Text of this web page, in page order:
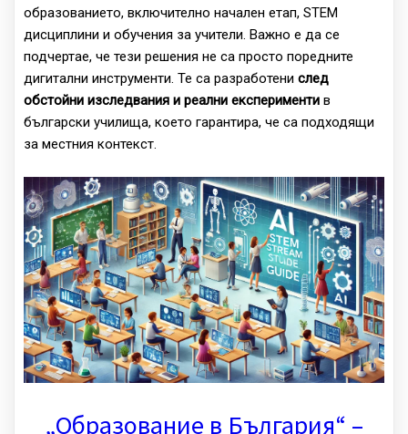
образованието, включително начален етап, STEM
дисциплини и обучения за учители. Важно е да се
подчертае, че тези решения не са просто поредните
дигитални инструменти. Те са разработени след
обстойни изследвания и реални експерименти в
български училища, което гарантира, че са подходящи
за местния контекст.
„Образование в България“ –